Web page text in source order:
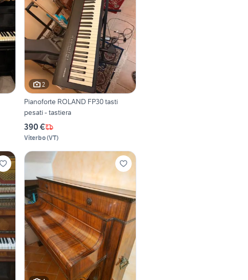
2
Pianoforte ROLAND FP30 tasti
pesati - tastiera
390 €
Viterbo(VT)